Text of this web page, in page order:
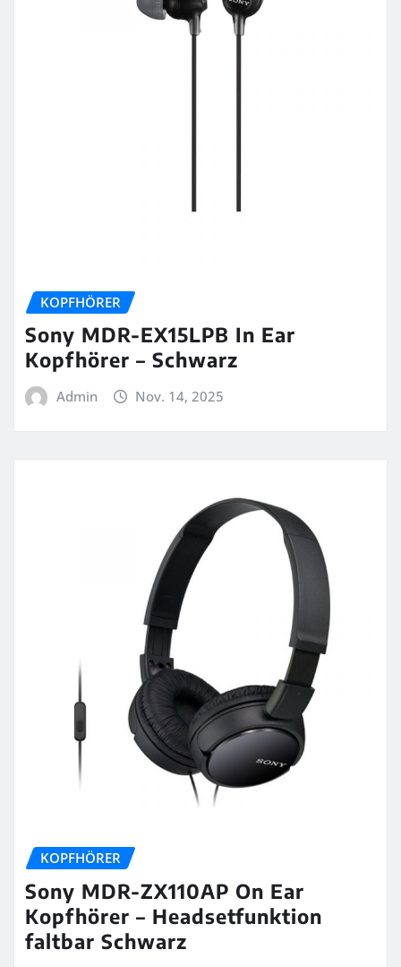
KOPFHÖRER
Sony MDR-EX15LPB In Ear
Kopfhörer – Schwarz
Admin Nov. 14, 2025
KOPFHÖRER
Sony MDR-ZX110AP On Ear
Kopfhörer – Headsetfunktion
faltbar Schwarz